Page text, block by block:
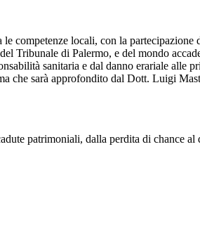
competenze locali, con la partecipazione
Tribunale di Palermo, e del mondo
sanitaria e dal danno erariale alle
che sarà approfondito dal Dott. Luigi
patrimoniali, dalla perdita di chance al